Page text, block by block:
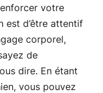
votre
est d’être attentif
corporel,
de
dire. En étant
vous pouvez